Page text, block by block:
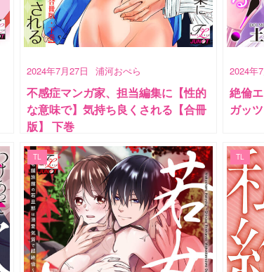
2024年7月27日 浦河おぺら
不感症マンガ家、担当編集に【性的
な意味で】気持ち良くされる【合冊
版】 下巻
2024年
絶倫
ガッ
TL TL